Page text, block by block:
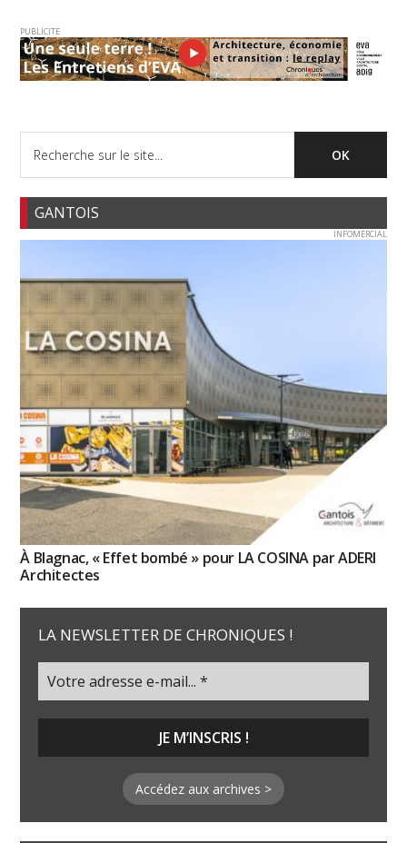
PUBLICITE
GANTOIS
INFOMERCIAL
À Blagnac, « Effet bombé » pour LA COSINA par ADERI
Architectes
LA NEWSLETTER DE CHRONIQUES !
Accédez aux archives >